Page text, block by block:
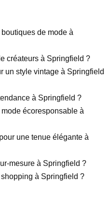
de mode à
créateurs à Springfield ?
un style vintage à Springfield
à Springfield ?
écoresponsable à
une tenue élégante à
mesure à Springfield ?
à Springfield ?